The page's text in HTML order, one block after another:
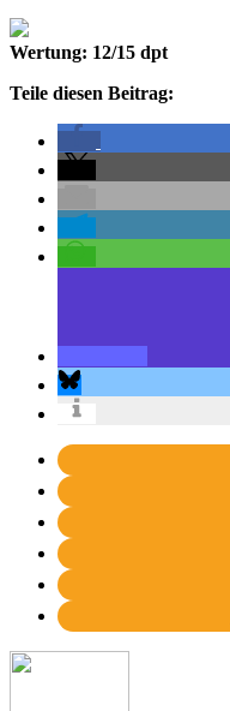
Wertung: 12/15 dpt
Teile diesen Beitrag: